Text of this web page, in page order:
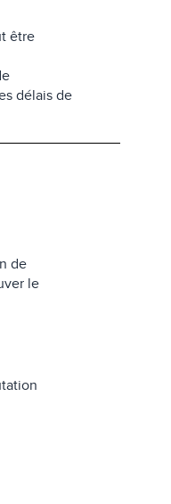
être
délais de
de
le